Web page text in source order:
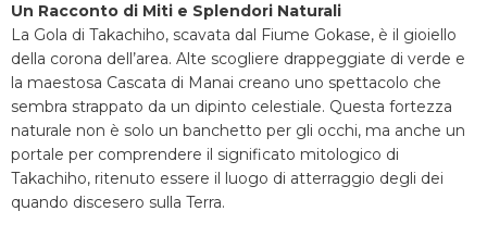
Un Racconto di Miti e Splendori Naturali
La Gola di Takachiho, scavata dal Fiume Gokase, è il gioiello
della corona dell’area. Alte scogliere drappeggiate di verde e
la maestosa Cascata di Manai creano uno spettacolo che
sembra strappato da un dipinto celestiale. Questa fortezza
naturale non è solo un banchetto per gli occhi, ma anche un
portale per comprendere il significato mitologico di
Takachiho, ritenuto essere il luogo di atterraggio degli dei
quando discesero sulla Terra.